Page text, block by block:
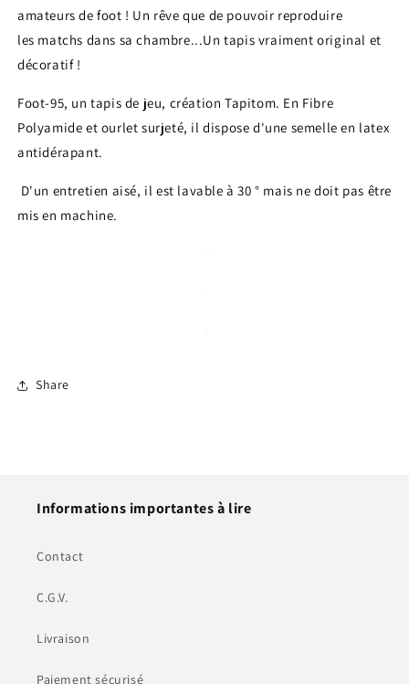
amateurs de foot ! Un rêve que de pouvoir reproduire
les matchs dans sa chambre...Un tapis vraiment original et
décoratif !
Foot-95, un tapis de jeu, création Tapitom. En Fibre
Polyamide et ourlet surjeté, il dispose d'une semelle en latex
antidérapant.
D'un entretien aisé, il est lavable à 30 ° mais ne doit pas être
mis en machine.
Share
Informations importantes à lire
Contact
C.G.V.
Livraison
Paiement sécurisé